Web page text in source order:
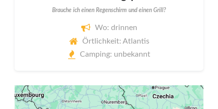
Brauche ich einen Regenschirm und einen Grill?
Wo: drinnen
Örtlichkeit: Atlantis
Camping: unbekannt